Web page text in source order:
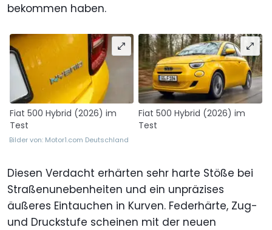
bekommen haben.
Fiat 500 Hybrid (2026) im
Test
Fiat 500 Hybrid (2026) im
Test
Bilder von: Motor1.com Deutschland
Diesen Verdacht erhärten sehr harte Stöße bei
Straßenunebenheiten und ein unpräzises
äußeres Eintauchen in Kurven. Federhärte, Zug-
und Druckstufe scheinen mit der neuen